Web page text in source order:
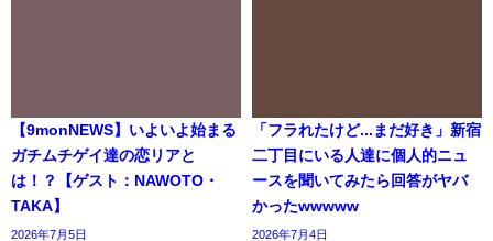
【9monNEWS】いよいよ始まる
ガチムチゲイ達の恋リアと
は！？【ゲスト：NAWOTO・
TAKA】
2026年7月5日
「フラれたけど...まだ好き」新宿
二丁目にいる人達に個人的ニュ
ースを聞いてみたら回答がヤバ
かったwwwww
2026年7月4日